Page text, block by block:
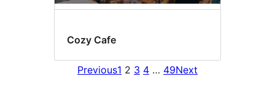
Cozy Cafe
Previous1 2 3 4 … 49Next